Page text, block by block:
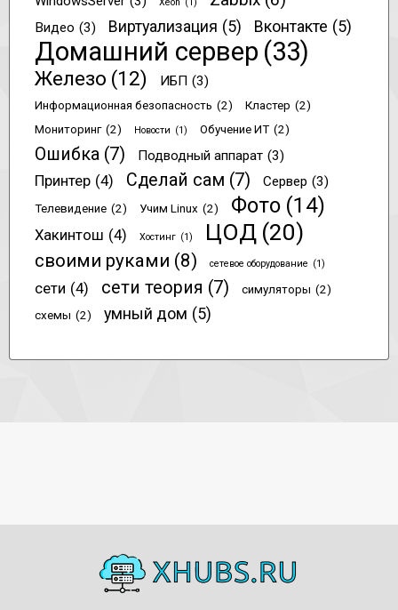
Видео (3) Виртуализация (5) Вконтакте (5)
Домашний сервер (33)
Железо (12) ИБП (3)
Информационная безопасность (2) Кластер (2)
Мониторинг (2) Новости (1) Обучение ИТ (2)
Ошибка (7) Подводный аппарат (3)
Принтер (4) Сделай сам (7) Сервер (3)
Телевидение (2) Учим Linux (2) Фото (14)
Хакинтош (4) Хостинг (1) ЦОД (20)
своими руками (8) сетевое оборудование (1)
сети (4) сети теория (7) симуляторы (2)
схемы (2) умный дом (5)